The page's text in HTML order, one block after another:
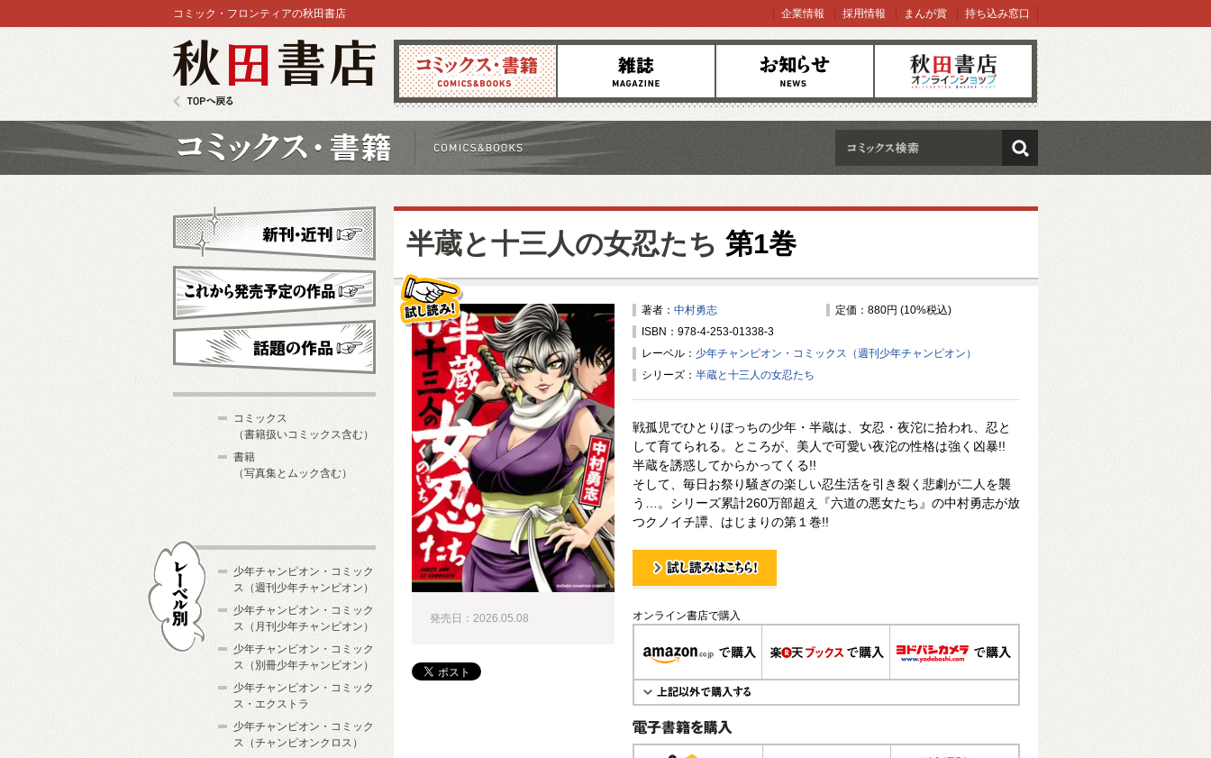
コミックス 雑誌 お知らせ オンラインショップ
コミック・フロンティアの秋田書店 企業情報 採用情報 まんが賞 持ち込み窓口
検索
半蔵と十三人の女忍たち 第1巻
著者： 中村勇志
定価：880円 (10%税込)
ISBN：978-4-253-01338-3
レーベル： 少年チャンピオン・コミックス（週刊少年チャンピオン）
シリーズ： 半蔵と十三人の女忍たち
戦孤児でひとりぼっちの少年・半蔵は、女忍・夜沱に拾われ、忍と
して育てられる。ところが、美人で可愛い夜沱の性格は強く凶暴!!
半蔵を誘惑してからかってくる!!
そして、毎日お祭り騒ぎの楽しい忍生活を引き裂く悲劇が二人を襲
う…。シリーズ累計260万部超え『六道の悪女たち』の中村勇志が放
つクノイチ譚、はじまりの第１巻!!
試し読み！
オンライン書店で購入
電子書籍で購入
発売日：2026.05.08
新刊・近刊
これから発売予定
コミックス
（書籍扱いコミックス含む）
書籍
（写真集とムック含む）
少年チャンピオン・コミック
ス（週刊少年チャンピオン）
少年チャンピオン・コミック
ス（月刊少年チャンピオン）
少年チャンピオン・コミック
ス（別冊少年チャンピオン）
少年チャンピオン・コミック
ス・エクストラ
少年チャンピオン・コミック
ス（チャンピオンクロス）